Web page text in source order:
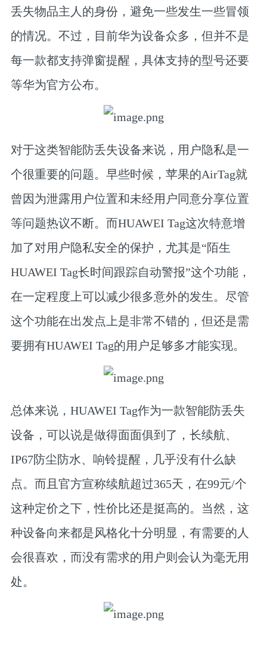
丢失物品主人的身份，避免一些发生一些冒领
的情况。不过，目前华为设备众多，但并不是
每一款都支持弹窗提醒，具体支持的型号还要
等华为官方公布。
对于这类智能防丢失设备来说，用户隐私是一
个很重要的问题。早些时候，苹果的AirTag就
曾因为泄露用户位置和未经用户同意分享位置
等问题热议不断。而HUAWEI Tag这次特意增
加了对用户隐私安全的保护，尤其是“陌生
HUAWEI Tag长时间跟踪自动警报”这个功能，
在一定程度上可以减少很多意外的发生。尽管
这个功能在出发点上是非常不错的，但还是需
要拥有HUAWEI Tag的用户足够多才能实现。
总体来说，HUAWEI Tag作为一款智能防丢失
设备，可以说是做得面面俱到了，长续航、
IP67防尘防水、响铃提醒，几乎没有什么缺
点。而且官方宣称续航超过365天，在99元/个
这种定价之下，性价比还是挺高的。当然，这
种设备向来都是风格化十分明显，有需要的人
会很喜欢，而没有需求的用户则会认为毫无用
处。